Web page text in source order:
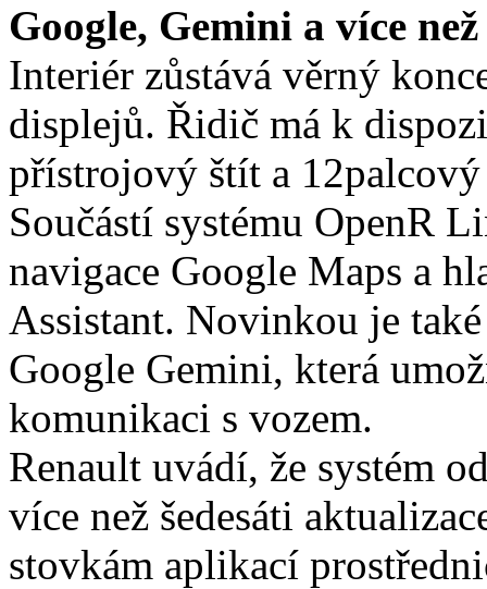
Google, Gemini a více
Interiér zůstává věrný
displejů. Řidič má k
přístrojový štít a
Součástí systému OpenR
navigace Google Maps a
Assistant. Novinkou je
Google Gemini, která
komunikaci s vozem.
Renault uvádí, že systém
více než šedesáti
stovkám aplikací